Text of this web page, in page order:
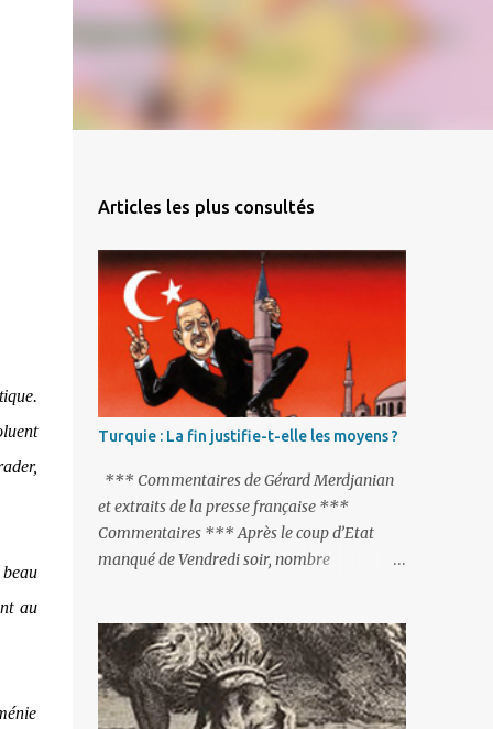
au
Articles les plus consultés
Turquie : La fin justifie-t-elle les moyens ?
*** Commentaires de Gérard Merdjanian
et extraits de la presse française ***
Commentaires *** Après le coup d’Etat
manqué de Vendredi soir, nombre
monde condamne le coup d’Etat mené par
une partie de l’armée et trouve normal que
les putschistes soient jugés. Mais là où le bât
blesse, c’est sur les actions menées par le